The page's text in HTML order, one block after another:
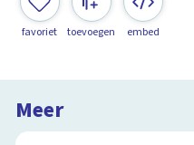
favoriet toevoegen embed
Meer